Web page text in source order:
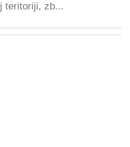
teritoriji, zb...